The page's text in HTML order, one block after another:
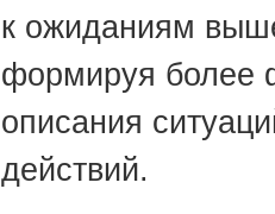
к ожиданиям
формируя более
описания
действий.